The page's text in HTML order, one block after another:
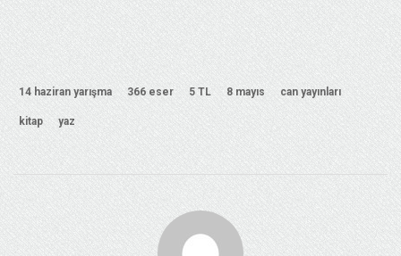
14 haziran yarışma 366 eser 5 TL 8 mayıs can yayınları
kitap yaz